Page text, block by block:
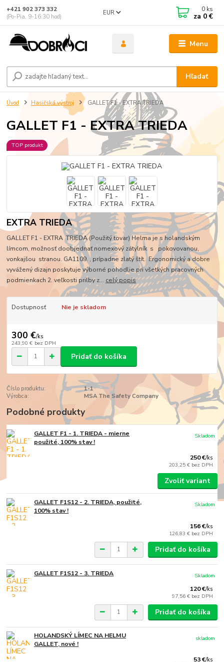
Menu
EUR
Hľadať
+421 902 373 332
(Po-Pia, 9-16:30 hod)
0 ks
za 0 €
Úvod Hasičská výstroj GALLET F1 - EXTRA TRIEDA
GALLET F1 - EXTRA TRIEDA
TOP produkt
EXTRA TRIEDA
GALLET F1 - EXTRA TRIEDA (Použitý tovar) Helma je s holandským
límcom, možnosť doobjednať nomexový zátylník s pokovovanou,
vonkajšou stranou. GA1109. , prípadne zlatý štít. Ergonomický a dobre
vyvážený dizajn poskytuje výborné pohodlie pri všetkých pracovných
podmienkach 2. veľkosti prilby z... celý popis
Dostupnosť Nie je skladom
300 €/ks
243,90 € bez DPH
Pridať do košíka
Číslo produktu:
1-1
Výrobca:
MSA The Safety Company
Podobné produkty
GALLET F1 - 1. TRIEDA - mierne
použité, 100% stav !
250 €/ks
203,25 € bez DPH
Skladom
Zvoliť variant
GALLET F1S12 - 2. TRIEDA, použité,
100% stav !
156 €/ks
126,83 € bez DPH
Skladom
Pridať do košíka
GALLET F1S12 - 3. TRIEDA
120 €/ks
97,56 € bez DPH
Skladom
Pridať do košíka
HOLANDSKÝ LÍMEC NA HELMU
GALLET, nové !
53 €/ks
skladom